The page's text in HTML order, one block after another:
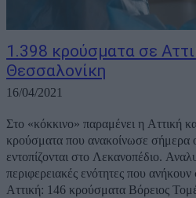
1.398 κρούσματα σε
Θεσσαλονίκη
16/04/2021
Στο «κόκκινο» παραμένει η Αττική
κρούσματα που ανακοίνωσε
εντοπίζονται στο Λεκανοπέδιο. Αναλυτικότερα τα κρούσματα στις
περιφερειακές ενότητες που ανήκουν στην
Αττική: 146 κρούσματα Βόρειος Τομέας Αθηνών: 165 κρούσματα